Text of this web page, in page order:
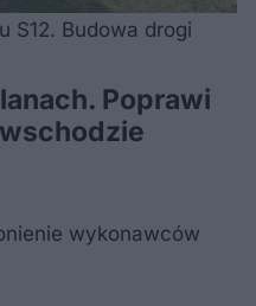
S12. Budowa drogi
Poprawi
wykonawców